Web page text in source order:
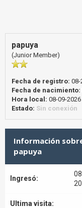
papuya
(Junior Member)
Fecha de registro: 08-
Fecha de nacimiento:
Hora local: 08-09-2026
Estado: Sin conexión
Información
papuya
Ingresó:
Ultima visita: